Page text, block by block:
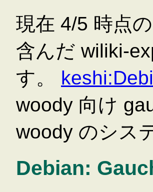
現在 4/5 時点
含んだ wiliki-
す。
woody 向け
woody のシス
Debian: